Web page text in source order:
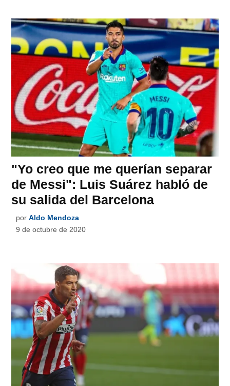
"Yo creo que me querían separar
de Messi": Luis Suárez habló de
su salida del Barcelona
por Aldo Mendoza
9 de octubre de 2020